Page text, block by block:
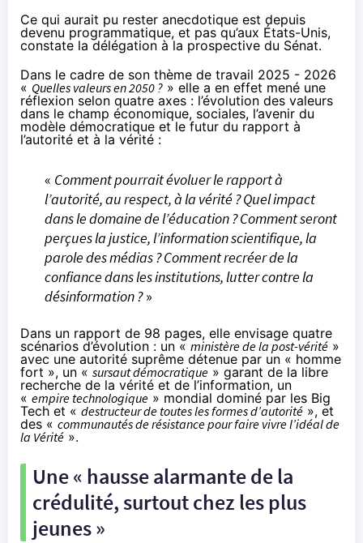
Ce qui aurait pu rester anecdotique est depuis
devenu programmatique, et pas qu’aux États-Unis,
constate la délégation à la prospective du Sénat.
Dans le cadre de son thème de travail 2025 - 2026
« Quelles valeurs en 2050 ? » elle a en effet mené une
réflexion selon quatre axes : l’évolution des valeurs
dans le champ économique, sociales, l’avenir du
modèle démocratique et le futur du rapport à
l’autorité et à la vérité :
« Comment pourrait évoluer le rapport à
l’autorité, au respect, à la vérité ? Quel impact
dans le domaine de l’éducation ? Comment seront
perçues la justice, l’information scientifique, la
parole des médias ? Comment recréer de la
confiance dans les institutions, lutter contre la
désinformation ?»
Dans un rapport de 98 pages, elle envisage quatre
scénarios d’évolution : un « ministère de la post-vérité »
avec une autorité suprême détenue par un « homme
fort », un « sursaut démocratique » garant de la libre
recherche de la vérité et de l’information, un
« empire technologique » mondial dominé par les Big
Tech et « destructeur de toutes les formes d’autorité », et
des « communautés de résistance pour faire vivre l’idéal de
la Vérité ».
Une « hausse alarmante de la
crédulité, surtout chez les plus
jeunes »